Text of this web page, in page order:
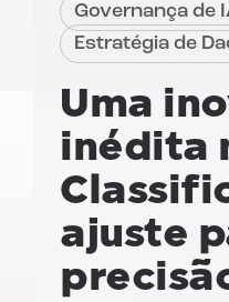
Governança de
Estratégia de
Uma
inédita
ajuste